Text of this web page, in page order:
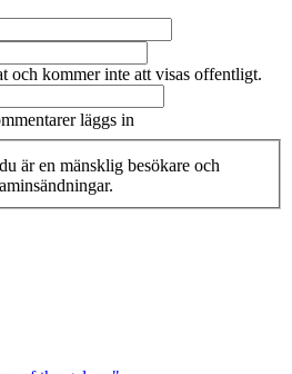
och kommer inte att visas offentligt.
läggs in
är en mänsklig besökare och